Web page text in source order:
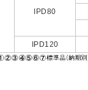
IPD80
IPD120